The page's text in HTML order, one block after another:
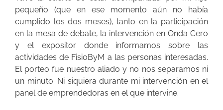
pequeño (que en ese momento aún no había
cumplido los dos meses), tanto en la participación
en la mesa de debate, la intervención en Onda Cero
y el expositor donde informamos sobre las
actividades de FisioByM a las personas interesadas.
El porteo fue nuestro aliado y no nos separamos ni
un minuto. Ni siquiera durante mi intervención en el
panel de emprendedoras en el que intervine.